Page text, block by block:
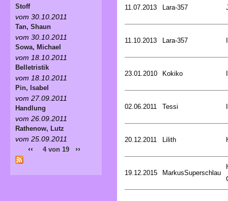
11.07.2013 Lara-357
11.10.2013 Lara-357
23.01.2010 Kokiko
02.06.2011 Tessi
20.12.2011 Lilith
19.12.2015 MarkusSuperschlau
Stoff
vom 30.10.2011
Tan, Shaun
vom 30.10.2011
Sowa, Michael
vom 18.10.2011
Belletristik
vom 18.10.2011
Pin, Isabel
vom 27.09.2011
Handlung
vom 26.09.2011
Rathenow, Lutz
vom 25.09.2011
‹‹ 4 von 19 ››